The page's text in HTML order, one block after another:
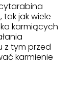
tak jak wiele
karmiących
z tym przed
karmienie